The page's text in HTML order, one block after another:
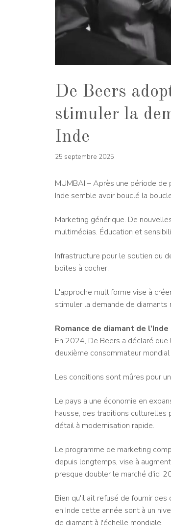
De Beers
stimuler la
Inde
25 septembre 2025
MUMBAI – Après une période
Inde semble avoir bouclé la
Marketing générique. De
multimédias. Éducation et
Infrastructure pour le soutien du
boîtes à cocher.
L'approche multiforme vise à
stimuler la demande de diamants
Romance de diamant de l'Inde
En 2024, De Beers a déclaré
deuxième consommateur
Les conditions sont mûres pour
Le pays a une économie en
hausse, des traditions culturelles
détail à modernisation rapide.
Le programme de marketing
depuis longtemps, vise à
presque doubler le marché d'ici
Bien qu'il ait refusé de fournir
en Inde cette année sont à un
de diamant à l'échelle mondiale.